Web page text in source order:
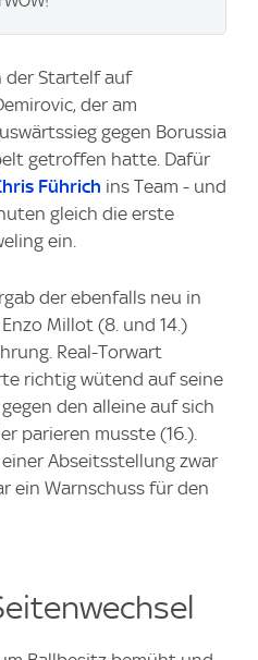
der Startelf auf
der am
gegen Borussia
getroffen hatte. Dafür
Führich ins Team - und
gleich die erste
ein.
der ebenfalls neu in
Millot (8. und 14.)
Real-Torwart
richtig wütend auf seine
den alleine auf sich
parieren musste (16.).
Abseitsstellung zwar
ein Warnschuss für den